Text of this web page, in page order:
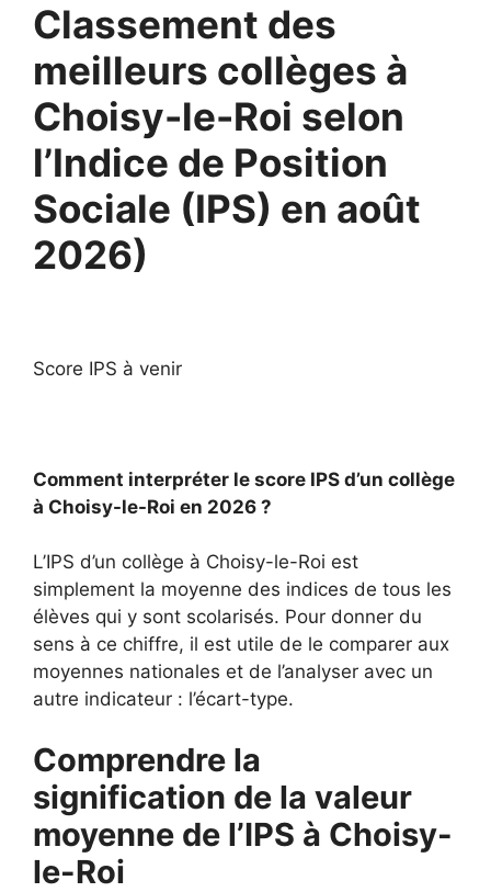
Classement des
meilleurs collèges à
Choisy-le-Roi selon
l’Indice de Position
Sociale (IPS) en août
2026)
Score IPS à venir
Comment interpréter le score IPS d’un collège
à Choisy-le-Roi en 2026 ?
L’IPS d’un collège à Choisy-le-Roi est
simplement la moyenne des indices de tous les
élèves qui y sont scolarisés. Pour donner du
sens à ce chiffre, il est utile de le comparer aux
moyennes nationales et de l’analyser avec un
autre indicateur : l’écart-type.
Comprendre la
signification de la valeur
moyenne de l’IPS à Choisy-
le-Roi